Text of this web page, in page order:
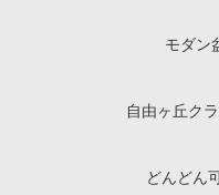
モダン
自由ヶ丘ク
どんどん